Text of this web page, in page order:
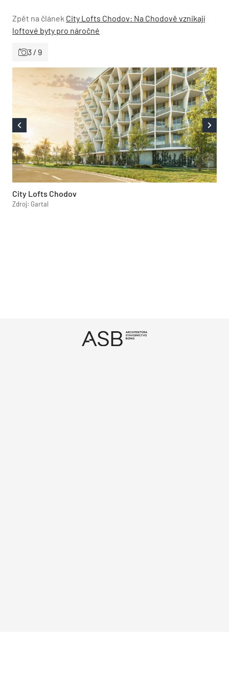
Zpět na článek City Lofts Chodov: Na Chodově vznikají
loftové byty pro náročné
3 / 9
City Lofts Chodov
Zdroj: Gartal